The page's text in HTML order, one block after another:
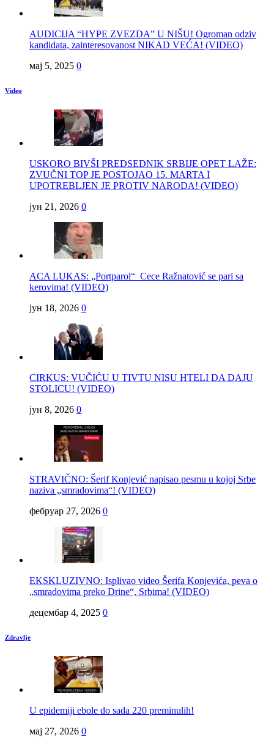
AUDICIJA “HYPE ZVEZDA” U NIŠU! Ogroman odziv
kandidata, zainteresovanost NIKAD VEĆA! (VIDEO)
мај 5, 2025 0
Video
USKORO BIVŠI PREDSEDNIK SRBIJE OPET LAŽE:
ZVUČNI TOP JE POSTOJAO 15. MARTA I
UPOTREBLJEN JE PROTIV NARODA! (VIDEO)
јун 21, 2026 0
ACA LUKAS: „Portparol“ Cece Ražnatović se pari sa
kerovima! (VIDEO)
јун 18, 2026 0
CIRKUS: VUČIĆU U TIVTU NISU HTELI DA DAJU
STOLICU! (VIDEO)
јун 8, 2026 0
STRAVIČNO: Šerif Konjević napisao pesmu u kojoj Srbe
naziva „smradovima“! (VIDEO)
фебруар 27, 2026 0
EKSKLUZIVNO: Isplivao video Šerifa Konjevića, peva o
„smradovima preko Drine“, Srbima! (VIDEO)
децембар 4, 2025 0
Zdravlje
U epidemiji ebole do sada 220 preminulih!
мај 27, 2026 0